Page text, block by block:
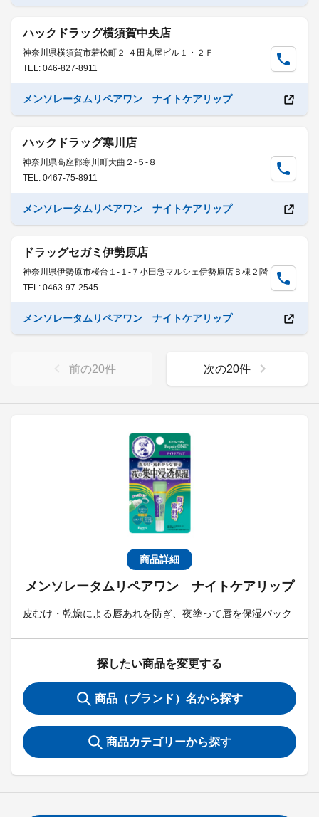
商品詳細
メンソレータムリペアワン ナイトケアリップ
皮むけ・乾燥による唇あれを防ぎ、夜塗って唇を保湿パック
探したい商品を変更する
商品（ブランド）名から探す
商品カテゴリーから探す
ハックドラッグ横須賀中央店
神奈川県横須賀市若松町２-４田丸屋ビル１・２Ｆ
TEL: 046-827-8911
メンソレータムリペアワン ナイトケアリップ
ハックドラッグ寒川店
神奈川県高座郡寒川町大曲２-５-８
TEL: 0467-75-8911
メンソレータムリペアワン ナイトケアリップ
ドラッグセガミ伊勢原店
神奈川県伊勢原市桜台１-１-７小田急マルシェ伊勢原店Ｂ棟２階
TEL: 0463-97-2545
メンソレータムリペアワン ナイトケアリップ
前の20件 次の20件